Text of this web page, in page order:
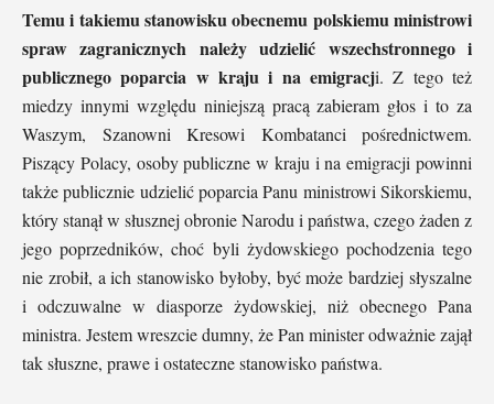
Temu i takiemu stanowisku obecnemu polskiemu ministrowi
spraw zagranicznych należy udzielić wszechstronnego i
publicznego poparcia w kraju i na emigracji. Z tego też
miedzy innymi względu niniejszą pracą zabieram głos i to za
Waszym, Szanowni Kresowi Kombatanci pośrednictwem.
Piszący Polacy, osoby publiczne w kraju i na emigracji powinni
także publicznie udzielić poparcia Panu ministrowi Sikorskiemu,
który stanął w słusznej obronie Narodu i państwa, czego żaden z
jego poprzedników, choć byli żydowskiego pochodzenia tego
nie zrobił, a ich stanowisko byłoby, być może bardziej słyszalne
i odczuwalne w diasporze żydowskiej, niż obecnego Pana
ministra. Jestem wreszcie dumny, że Pan minister odważnie zajął
tak słuszne, prawe i ostateczne stanowisko państwa.